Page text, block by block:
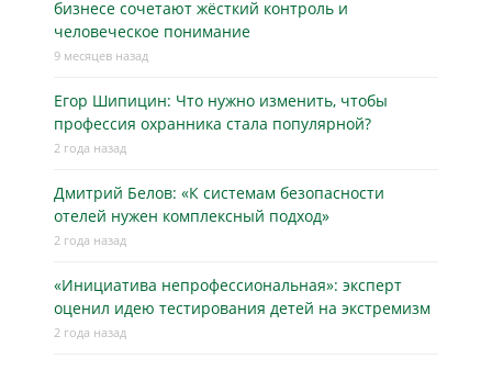
бизнесe сочетают жёсткий контроль и
человеческое понимание
9 месяцев назад
Егор Шипицин: Что нужно изменить, чтобы
профессия охранника стала популярной?
2 года назад
Дмитрий Белов: «К системам безопасности
отелей нужен комплексный подход»
2 года назад
«Инициатива непрофессиональная»: эксперт
оценил идею тестирования детей на экстремизм
2 года назад